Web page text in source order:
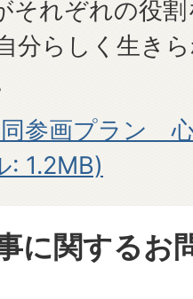
それぞれの役
分らしく生き
参画プラン
: 1.2MB)
に関するお